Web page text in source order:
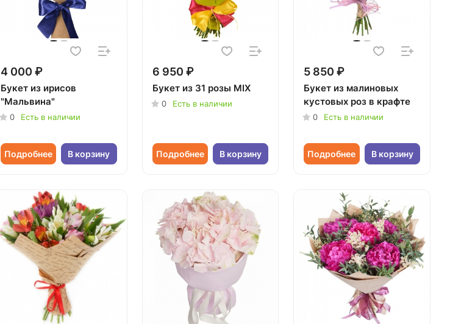
4 000 ₽
Букет из ирисов
"Мальвина"
0 Есть в наличии
Подробнее В корзину
6 950 ₽
Букет из 31 розы MIX
0 Есть в наличии
Подробнее В корзину
5 850 ₽
Букет из малиновых
кустовых роз в крафте
0 Есть в наличии
Подробнее В корзину